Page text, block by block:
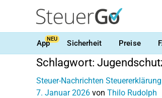
AppNEU Sicherheit Preise
Schlagwort:
Steuer-Nachrichten
7. Januar 2026 von Thilo Rudolph